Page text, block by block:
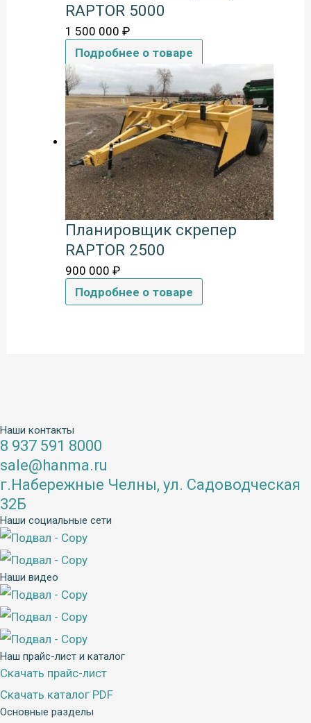
RAPTOR 5000
1 500 000₽
Подробнее о товаре
Планировщик скрепер
RAPTOR 2500
900 000₽
Подробнее о товаре
Наши контакты
8 937 591 8000
sale@hanma.ru
г.Набережные Челны, ул. Садоводческая
32Б
Наши социальные сети
Наши видео
Наш прайс-лист и каталог
Скачать прайс-лист
Скачать каталог PDF
Основные разделы